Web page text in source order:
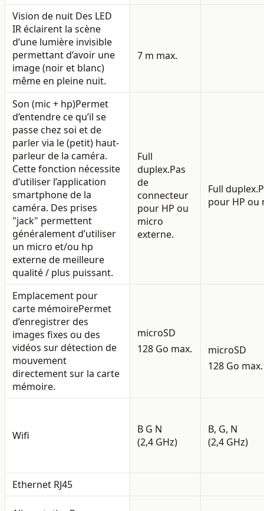
Vision de nuit Des LED
IR éclairent la scène
d’une lumière invisible
permettant d’avoir une
image (noir et blanc)
même en pleine nuit.
7 m max.
Son (mic + hp)Permet
d’entendre ce qu’il se
passe chez soi et de
parler via le (petit) haut-
parleur de la caméra.
Cette fonction nécessite
d’utiliser l’application
smartphone de la
caméra. Des prises
"jack" permettent
généralement d’utiliser
un micro et/ou hp
externe de meilleure
qualité / plus puissant.
Full
duplex.Pas
de
connecteur
pour HP ou
micro
externe.
Full duplex.
pour HP ou
Emplacement pour
carte mémoirePermet
d’enregistrer des
images fixes ou des
vidéos sur détection de
mouvement
directement sur la carte
mémoire.
microSD
128 Go max.
microSD
128 Go max.
Wifi
B G N
(2,4 GHz)
B, G, N
(2,4 GHz)
Ethernet RJ45